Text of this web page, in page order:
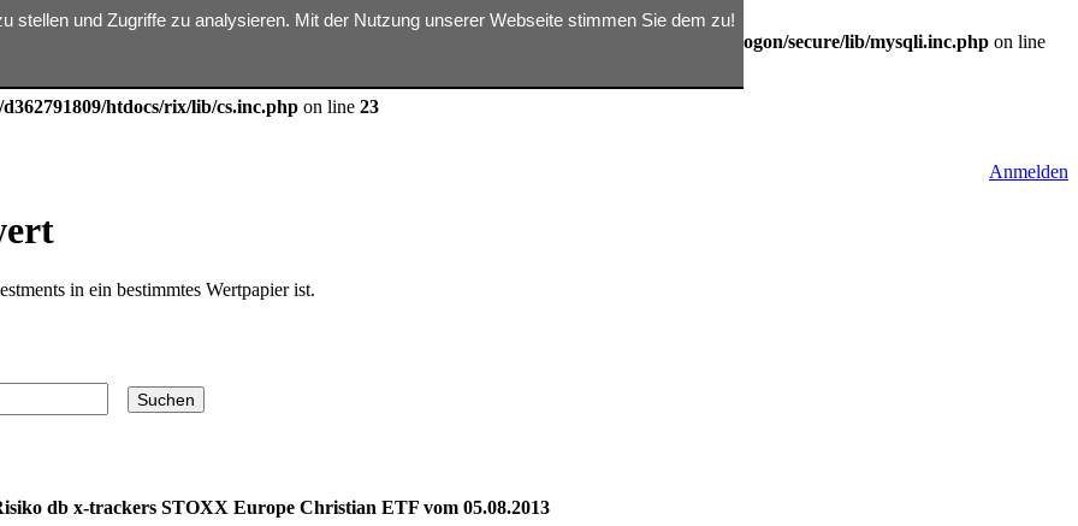
/homepages/31/d362791809/htdocs/rix/logon/secure/lib/mysqli.inc.php on line
d362791809/htdocs/rix/lib/cs.inc.php on line 23
Anmelden
in ein bestimmtes Wertpapier ist.
db x-trackers STOXX Europe Christian ETF vom 05.08.2013
stellen und Zugriffe zu analysieren. Mit der Nutzung unserer Webseite stimmen Sie dem zu!